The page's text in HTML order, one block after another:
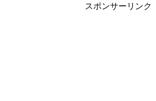
スポンサーリンク